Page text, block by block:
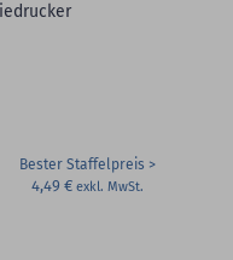
Bester Staffelpreis
4,49 €